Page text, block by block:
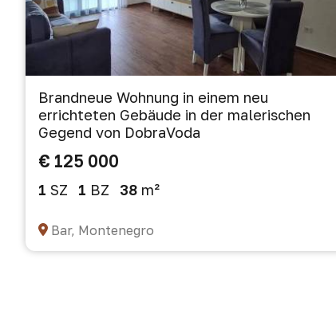
Brandneue Wohnung in einem neu
errichteten Gebäude in der malerischen
Gegend von DobraVoda
€ 125 000
1 SZ 1 BZ 38 m²
Bar, Montenegro